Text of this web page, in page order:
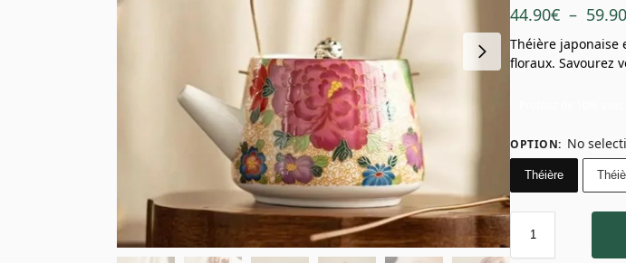
44.90€ –
Théière japonaise
floraux. Savourez
OPTION: No
Théière